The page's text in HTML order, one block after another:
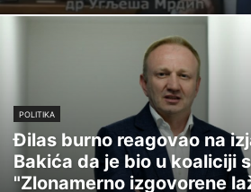
POLITIKA
Đilas burno reagovao na
Bakića da je bio u koaliciji
"Zlonamerno izgovorene